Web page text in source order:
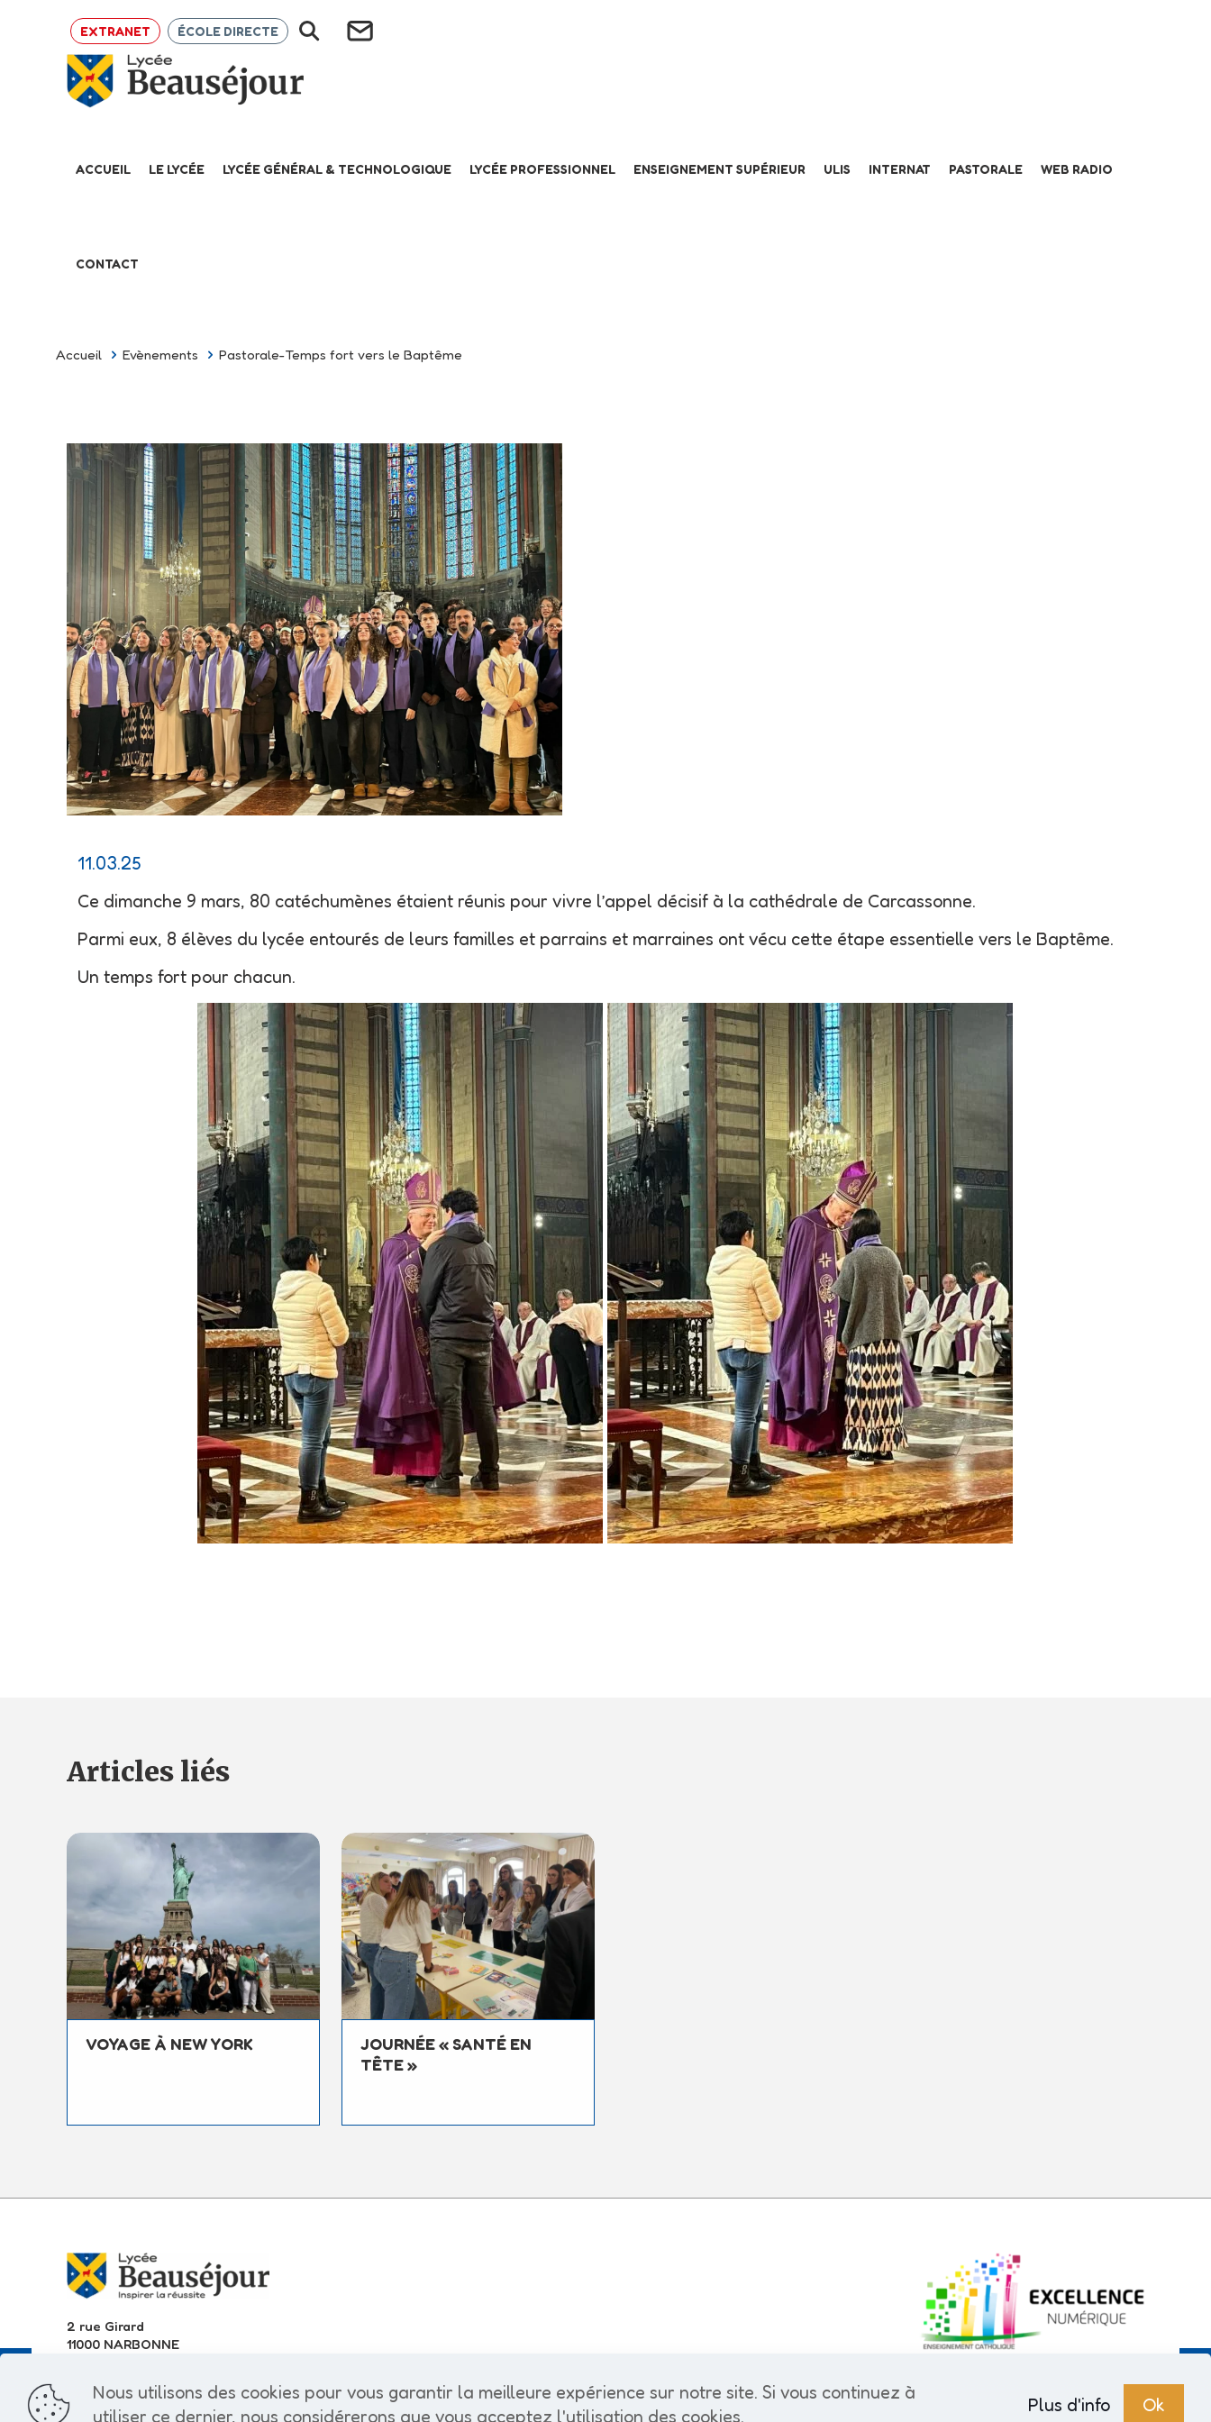
ACCUEIL LE LYCÉE LYCÉE GÉNÉRAL & TECHNOLOGIQUE LYCÉE PROFESSIONNEL ENSEIGNEMENT SUPÉRIEUR ULIS INTERNAT PASTORALE WEB RADIO
CONTACT
EXTRANET ÉCOLE DIRECTE
Accueil Evènements Pastorale-Temps fort vers le Baptême
11.03.25
Ce dimanche 9 mars, 80 catéchumènes étaient réunis pour vivre l’appel décisif à la cathédrale de Carcassonne.
Parmi eux, 8 élèves du lycée entourés de leurs familles et parrains et marraines ont vécu cette étape essentielle vers le Baptême.
Un temps fort pour chacun.
Articles liés
VOYAGE À NEW YORK
JOURNÉE « SANTÉ EN
TÊTE »
2 rue Girard
11000 NARBONNE
Nous utilisons des cookies pour vous garantir la meilleure expérience sur notre site. Si vous continuez à
utiliser ce dernier, nous considérerons que vous acceptez l'utilisation des cookies.
Plus d'info Ok